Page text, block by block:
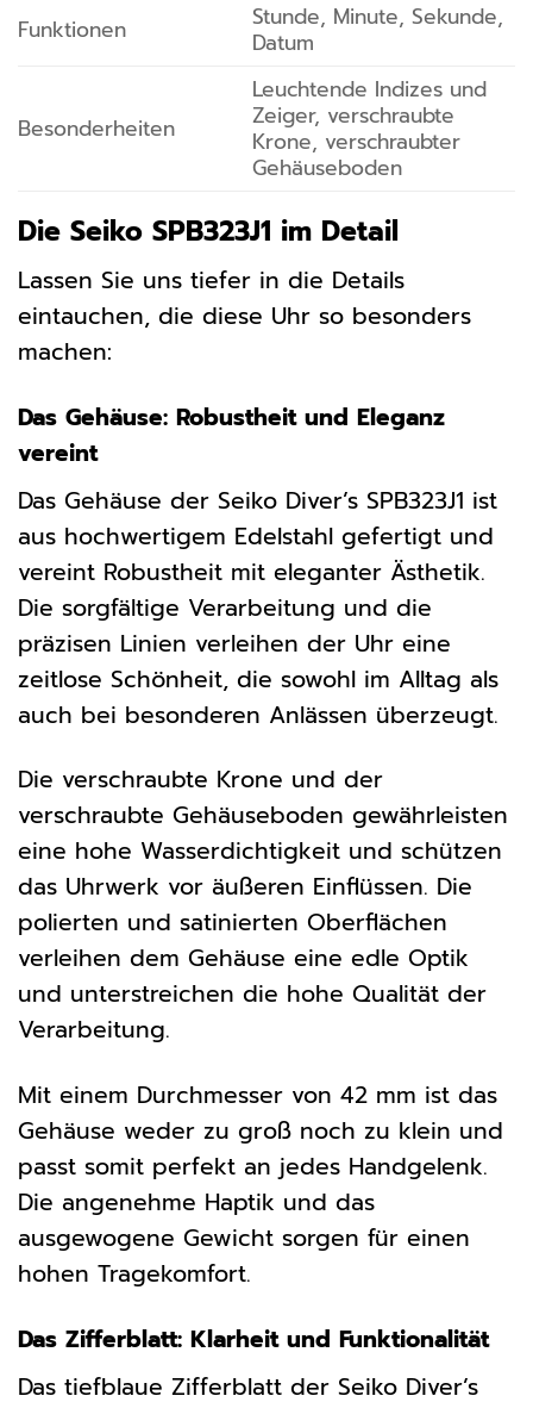
Funktionen
Stunde, Minute, Sekunde,
Datum
Besonderheiten
Leuchtende Indizes und
Zeiger, verschraubte
Krone, verschraubter
Gehäuseboden
Die Seiko SPB323J1 im Detail
Lassen Sie uns tiefer in die Details
eintauchen, die diese Uhr so besonders
machen:
Das Gehäuse: Robustheit und Eleganz
vereint
Das Gehäuse der Seiko Diver’s SPB323J1 ist
aus hochwertigem Edelstahl gefertigt und
vereint Robustheit mit eleganter Ästhetik.
Die sorgfältige Verarbeitung und die
präzisen Linien verleihen der Uhr eine
zeitlose Schönheit, die sowohl im Alltag als
auch bei besonderen Anlässen überzeugt.
Die verschraubte Krone und der
verschraubte Gehäuseboden gewährleisten
eine hohe Wasserdichtigkeit und schützen
das Uhrwerk vor äußeren Einflüssen. Die
polierten und satinierten Oberflächen
verleihen dem Gehäuse eine edle Optik
und unterstreichen die hohe Qualität der
Verarbeitung.
Mit einem Durchmesser von 42 mm ist das
Gehäuse weder zu groß noch zu klein und
passt somit perfekt an jedes Handgelenk.
Die angenehme Haptik und das
ausgewogene Gewicht sorgen für einen
hohen Tragekomfort.
Das Zifferblatt: Klarheit und Funktionalität
Das tiefblaue Zifferblatt der Seiko Diver’s